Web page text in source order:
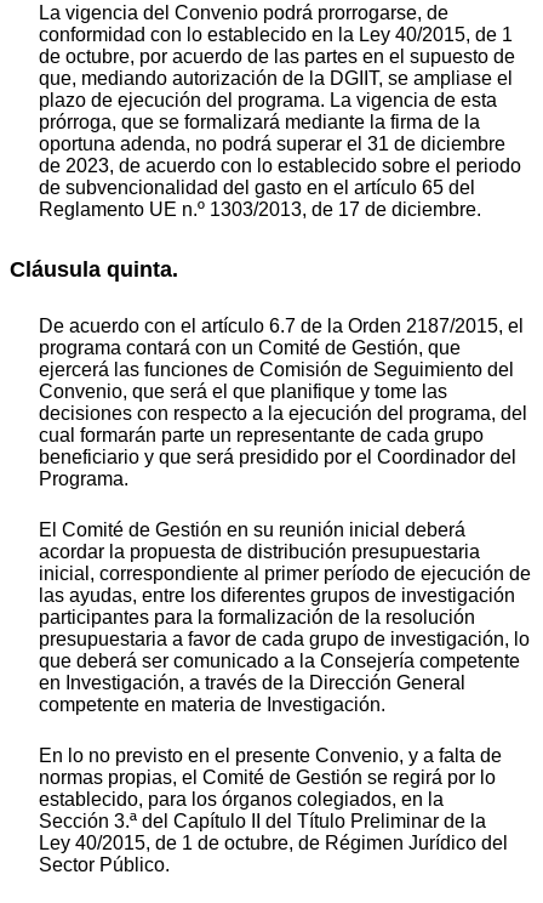
La vigencia del Convenio podrá prorrogarse, de
conformidad con lo establecido en la Ley 40/2015, de 1
de octubre, por acuerdo de las partes en el supuesto de
que, mediando autorización de la DGIIT, se ampliase el
plazo de ejecución del programa. La vigencia de esta
prórroga, que se formalizará mediante la firma de la
oportuna adenda, no podrá superar el 31 de diciembre
de 2023, de acuerdo con lo establecido sobre el periodo
de subvencionalidad del gasto en el artículo 65 del
Reglamento UE n.º 1303/2013, de 17 de diciembre.
Cláusula quinta.
De acuerdo con el artículo 6.7 de la Orden 2187/2015, el
programa contará con un Comité de Gestión, que
ejercerá las funciones de Comisión de Seguimiento del
Convenio, que será el que planifique y tome las
decisiones con respecto a la ejecución del programa, del
cual formarán parte un representante de cada grupo
beneficiario y que será presidido por el Coordinador del
Programa.
El Comité de Gestión en su reunión inicial deberá
acordar la propuesta de distribución presupuestaria
inicial, correspondiente al primer período de ejecución de
las ayudas, entre los diferentes grupos de investigación
participantes para la formalización de la resolución
presupuestaria a favor de cada grupo de investigación, lo
que deberá ser comunicado a la Consejería competente
en Investigación, a través de la Dirección General
competente en materia de Investigación.
En lo no previsto en el presente Convenio, y a falta de
normas propias, el Comité de Gestión se regirá por lo
establecido, para los órganos colegiados, en la
Sección 3.ª del Capítulo II del Título Preliminar de la
Ley 40/2015, de 1 de octubre, de Régimen Jurídico del
Sector Público.